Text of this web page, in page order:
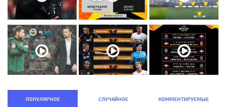
ПОПУЛЯРНОЕ СЛУЧАЙНОЕ КОММЕНТИРУЕМЫЕ